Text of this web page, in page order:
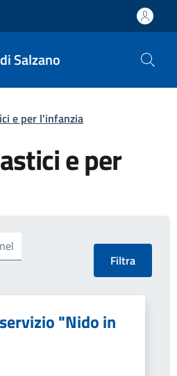
Salzano
e per l'infanzia
e per
"Nido in